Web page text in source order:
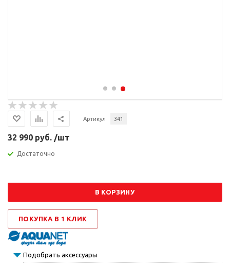
Артикул 341
32 990 руб. /шт
Достаточно
В КОРЗИНУ
ПОКУПКА В 1 КЛИК
Подобрать аксессуары